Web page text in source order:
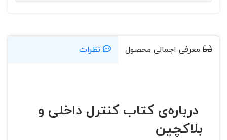
معرفی اجمالی محصول نظرات
درباره‌ی کتاب کنترل داخلی و
بلاکچین